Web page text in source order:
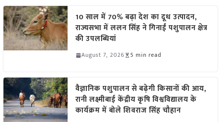
10 साल में 70% बढ़ा देश का दूध उत्पादन,
राज्यसभा में ललन सिंह ने गिनाईं पशुपालन क्षेत्र
की उपलब्धियां
August 7, 2026 5 min read
वैज्ञानिक पशुपालन से बढ़ेगी किसानों की आय,
रानी लक्ष्मीबाई केंद्रीय कृषि विश्वविद्यालय के
कार्यक्रम में बोले शिवराज सिंह चौहान